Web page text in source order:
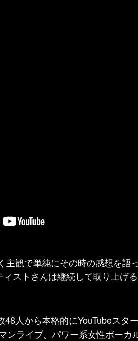
主観で単純にその時の感想を語
ストさんは継続して取り上げ
48人から本格的にYouTubeスタ
ンライブ。パワー系女性ボーカ